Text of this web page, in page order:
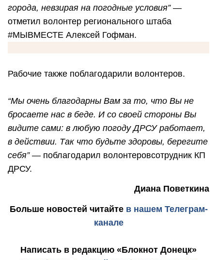
города, невзирая на погодные условия” —
отметил волонтер регионального штаба
#МЫВМЕСТЕ Алексей Гофман.
Рабочие также поблагодарили волонтеров.
“Мы очень благодарны Вам за то, что Вы не
бросаете нас в беде. И со своей стороны Вы
видите сами: в любую погоду ДРСУ работает,
в действии. Так что будьте здоровы, берегите
себя”— поблагодарил волонтеровсотрудник КП
ДРСУ.
Диана Поветкина
Больше новостей читайте в нашем Телеграм-
канале
Написать в редакцию «Блокнот Донецк»